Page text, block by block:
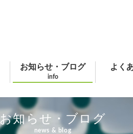
お知らせ・ブログ
info
よく
お知らせ・ブログ
news & blog